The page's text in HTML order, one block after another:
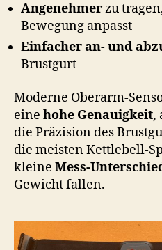
Angenehmerzu
Bewegung anpasst
Einfacher an- und
Brustgurt
Moderne Oberarm-
eine hohe Genauigkeit,
die Präzision des
die meisten Kettlebell-
kleine Mess-
Gewicht fallen.